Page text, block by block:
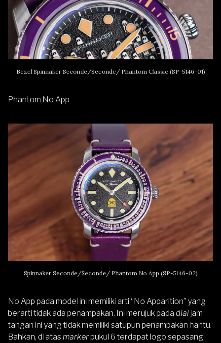
Bezel Spinnaker Seconde/Seconde/ Phantom Classic (SP-5146-01)
Phantom No App
Spinnaker Seconde/Seconde/ Phantom No App (SP-5146-02)
No App pada model ini memiliki arti “No Apparition” yang
berarti tidak ada penampakan. Ini merujuk pada dialjam
tangan ini yang tidak memiliki satupun penampakan hantu.
Bahkan, di atas markerpukul 6 terdapat logo sepasang